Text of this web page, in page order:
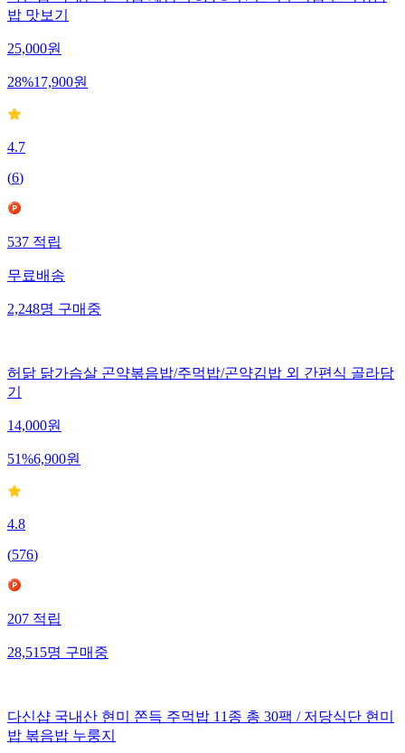
밥 맛보기
25,000원
28%17,900원
4.7
(6)
537 적립
무료배송
2,248명 구매중
허닭 닭가슴살 곤약볶음밥/주먹밥/곤약김밥 외 간편식 골라담
기
14,000원
51%6,900원
4.8
(576)
207적립
28,515명구매중
다신샵 국내산 현미 쫀득 주먹밥 11종 총 30팩 / 저당식단 현미
밥 볶음밥 누룽지